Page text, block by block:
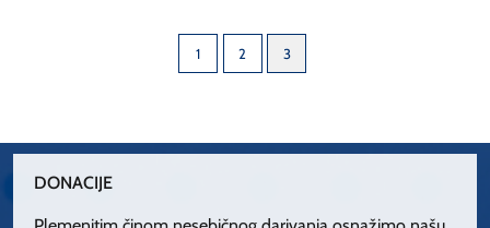
1 2 3
DONACIJE